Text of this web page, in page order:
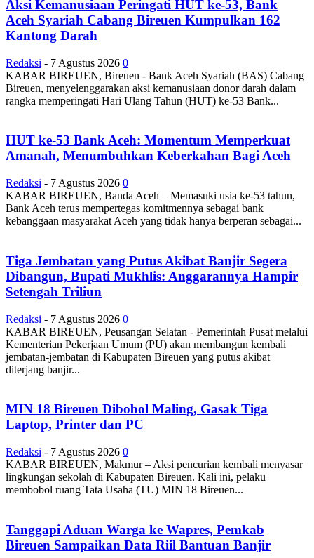
Aksi Kemanusiaan Peringati HUT ke-53, Bank
Aceh Syariah Cabang Bireuen Kumpulkan 162
Kantong Darah
Redaksi - 7 Agustus 2026 0
KABAR BIREUEN, Bireuen - Bank Aceh Syariah (BAS) Cabang
Bireuen, menyelenggarakan aksi kemanusiaan donor darah dalam
rangka memperingati Hari Ulang Tahun (HUT) ke-53 Bank...
HUT ke-53 Bank Aceh: Momentum Memperkuat
Amanah, Menumbuhkan Keberkahan Bagi Aceh
Redaksi - 7 Agustus 2026 0
KABAR BIREUEN, Banda Aceh – Memasuki usia ke-53 tahun,
Bank Aceh terus mempertegas komitmennya sebagai bank
kebanggaan masyarakat Aceh yang tidak hanya berperan sebagai...
Tiga Jembatan yang Putus Akibat Banjir Segera
Dibangun, Bupati Mukhlis: Anggarannya Hampir
Setengah Triliun
Redaksi - 7 Agustus 2026 0
KABAR BIREUEN, Peusangan Selatan - Pemerintah Pusat melalui
Kementerian Pekerjaan Umum (PU) akan membangun kembali
jembatan-jembatan di Kabupaten Bireuen yang putus akibat
diterjang banjir...
MIN 18 Bireuen Dibobol Maling, Gasak Tiga
Laptop, Printer dan PC
Redaksi - 7 Agustus 2026 0
KABAR BIREUEN, Makmur – Aksi pencurian kembali menyasar
lingkungan sekolah di Kabupaten Bireuen. Kali ini, pelaku
membobol ruang Tata Usaha (TU) MIN 18 Bireuen...
Tanggapi Aduan Warga ke Wapres, Pemkab
Bireuen Sampaikan Data Riil Bantuan Banjir